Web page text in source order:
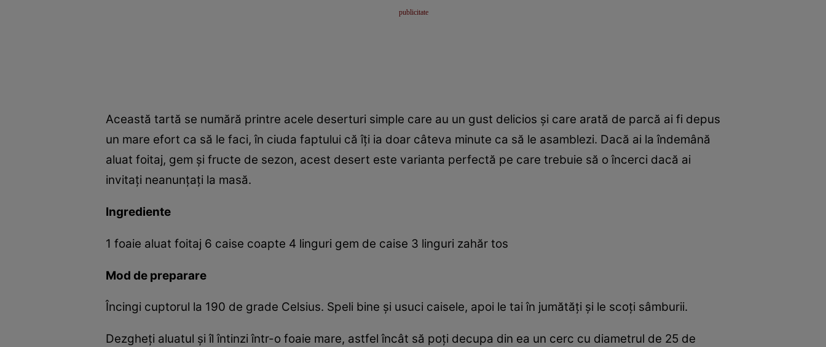
Această tartă se numără printre acele deserturi simple care au un gust delicios şi care arată de parcă ai fi depus
un mare efort ca să le faci, în ciuda faptului că îţi ia doar câteva minute ca să le asamblezi. Dacă ai la îndemână
aluat foitaj, gem şi fructe de sezon, acest desert este varianta perfectă pe care trebuie să o încerci dacă ai
invitaţi neanunţaţi la masă.
Ingrediente
1 foaie aluat foitaj 6 caise coapte 4 linguri gem de caise 3 linguri zahăr tos
Mod de preparare
Încingi cuptorul la 190 de grade Celsius. Speli bine şi usuci caisele, apoi le tai în jumătăţi şi le scoţi sâmburii.
Dezgheţi aluatul şi îl întinzi într-o foaie mare, astfel încât să poţi decupa din ea un cerc cu diametrul de 25 de